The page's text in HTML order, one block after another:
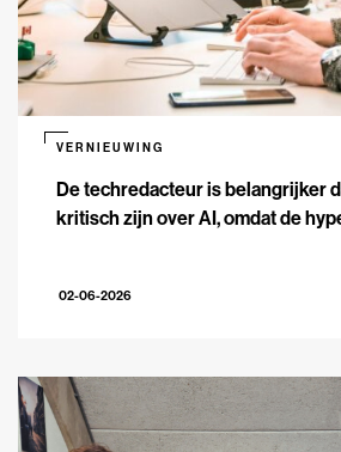
De techredacteur is belangrijker
kritisch zijn over AI, omdat de
VERNIEUWING
02-06-2026